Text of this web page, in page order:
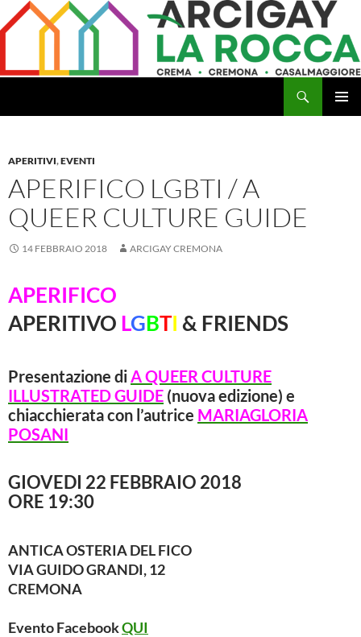
al
APERITIVI,EVENTI
APERIFICO LGBTI / A
QUEER CULTURE GUIDE
14 FEBBRAIO 2018 ARCIGAY CREMONA
APERIFICO
APERITIVO LGBTI & FRIENDS
Presentazione di AQUEER CULTURE
ILLUSTRATEDGUIDE (nuova edizione) e
chiacchierata con l’autrice MARIAGLORIA
POSANI
GIOVEDI 22 FEBBRAIO 2018
ORE 19:30
ANTICA OSTERIA DEL FICO
VIA GUIDO GRANDI, 12
CREMONA
Evento FacebookQUI